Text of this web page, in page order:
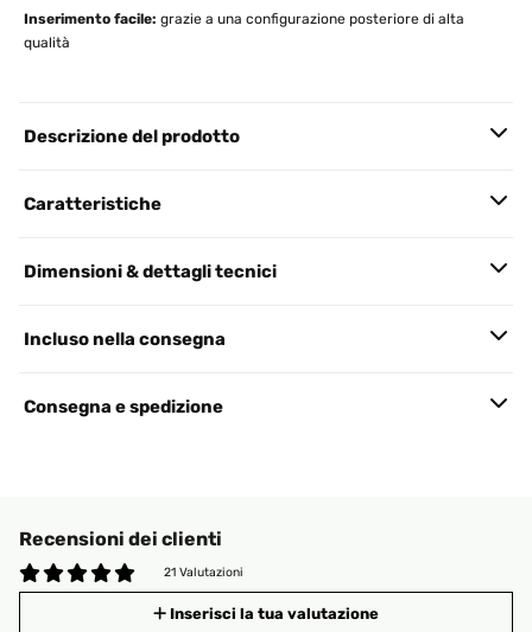
Inserimento facile: grazie a una configurazione posteriore di alta
qualità
Descrizione del prodotto
Caratteristiche
Dimensioni & dettagli tecnici
Incluso nella consegna
Consegna e spedizione
Recensioni dei clienti
21 Valutazioni
Inserisci la tua valutazione